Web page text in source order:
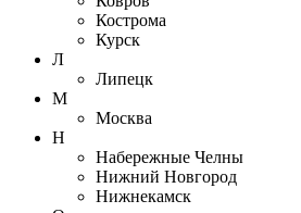
Кострома
Курск
Л
Липецк
М
Москва
Н
Набережные Челны
Нижний Новгород
Нижнекамск